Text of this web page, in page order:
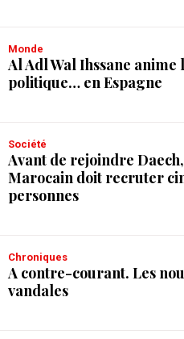
Monde
Al Adl Wal Ihssane anime
politique… en Espagne
Société
Avant de rejoindre
Marocain doit recruter
personnes
Chroniques
A contre-courant. Les
vandales